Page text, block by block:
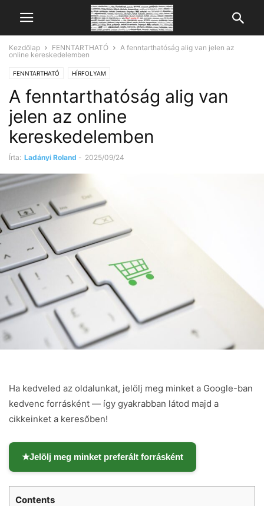
Kezdőlap FENNTARTHATÓ
A fenntarthatóság alig van jelen az
online kereskedelemben
FENNTARTHATÓ HÍRFOLYAM
A fenntarthatóság alig van
jelen az online
kereskedelemben
Írta: Ladányi Roland - 2025/09/24
Ha kedveled az oldalunkat, jelölj meg minket a Google-ban
kedvenc forrásként — így gyakrabban látod majd a
cikkeinket a keresőben!
★Jelölj meg minket preferált forrásként
Contents